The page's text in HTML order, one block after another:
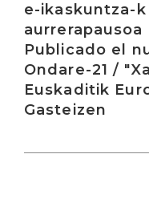
e-ikaskuntza-
Publicado el
Ondare-21 /
Euskaditik
Gasteizen